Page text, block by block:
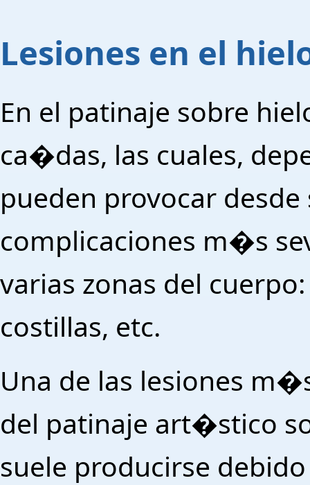
Lesiones en el
En el patinaje sobre
ca�das, las cuales,
pueden provocar
complicaciones m�s
varias zonas del
costillas, etc.
Una de las lesiones
del patinaje art�stico
suele producirse